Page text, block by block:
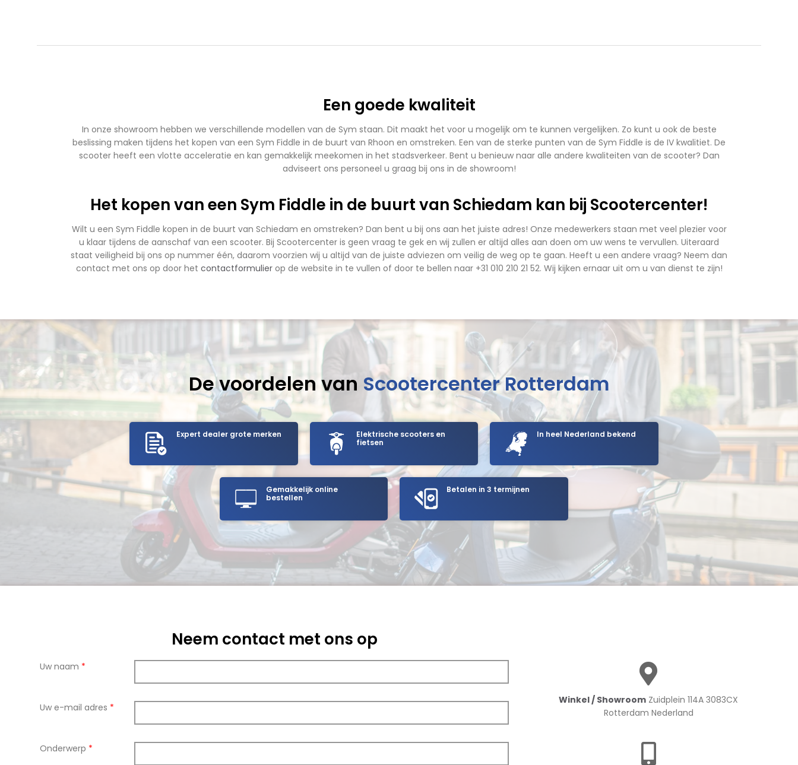
Een goede kwaliteit
In onze showroom hebben we verschillende modellen van de Sym staan. Dit maakt het voor u mogelijk om te kunnen vergelijken. Zo kunt u ook de beste
beslissing maken tijdens het kopen van een Sym Fiddle in de buurt van Rhoon en omstreken. Een van de sterke punten van de Sym Fiddle is de IV kwalitiet. De
scooter heeft een vlotte acceleratie en kan gemakkelijk meekomen in het stadsverkeer. Bent u benieuw naar alle andere kwaliteiten van de scooter? Dan
adviseert ons personeel u graag bij ons in de showroom!
Het kopen van een Sym Fiddle in de buurt van Schiedam kan bij Scootercenter!
Wilt u een Sym Fiddle kopen in de buurt van Schiedam en omstreken? Dan bent u bij ons aan het juiste adres! Onze medewerkers staan met veel plezier voor
u klaar tijdens de aanschaf van een scooter. Bij Scootercenter is geen vraag te gek en wij zullen er altijd alles aan doen om uw wens te vervullen. Uiteraard
staat veiligheid bij ons op nummer één, daarom voorzien wij u altijd van de juiste adviezen om veilig de weg op te gaan. Heeft u een andere vraag? Neem dan
contact met ons op door het contactformulierop de website in te vullen of door te bellen naar +31 010 210 21 52. Wij kijken ernaar uit om u van dienst te zijn!
De voordelen van Scootercenter Rotterdam
Expert dealer grote merken
Elektrische scooters en
fietsen
In heel Nederland bekend
Gemakkelijk online
bestellen
Betalen in 3 termijnen
Neem contact met ons op
Uw naam *
Uw e-mail adres *
Onderwerp *
Winkel / Showroom Zuidplein 114A 3083CX
Rotterdam Nederland